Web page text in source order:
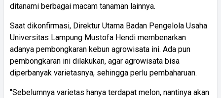
ditanami berbagai macam tanaman lainnya.
Saat dikonfirmasi, Direktur Utama Badan Pengelola Usaha
Universitas Lampung Mustofa Hendi membenarkan
adanya pembongkaran kebun agrowisata ini. Ada pun
pembongkaran ini dilakukan, agar agrowisata bisa
diperbanyak varietasnya, sehingga perlu pembaharuan.
"Sebelumnya varietas hanya terdapat melon, nantinya akan